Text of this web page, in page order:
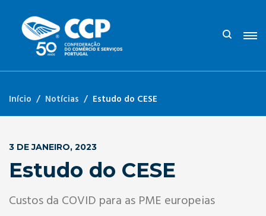
Início Notícias Estudo do CESE
3 DE JANEIRO, 2023
Estudo do CESE
Custos da COVID para as PME europeias